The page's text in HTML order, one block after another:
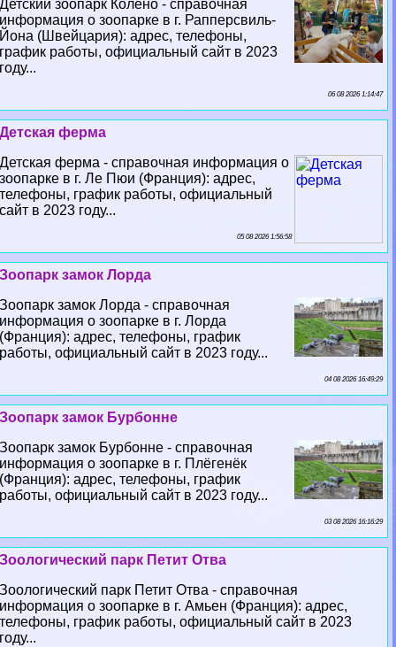
Детский зоопарк Колено - справочная
информация о зоопарке в г. Рапперсвиль-
Йона (Швейцария): адрес, телефоны,
график работы, официальный сайт в 2023
году...
06 08 2026 1:14:47
Детская ферма
Детская ферма - справочная информация о
зоопарке в г. Ле Пюи (Франция): адрес,
телефоны, график работы, официальный
сайт в 2023 году...
05 08 2026 1:56:58
Зоопарк замок Лорда
Зоопарк замок Лорда - справочная
информация о зоопарке в г. Лорда
(Франция): адрес, телефоны, график
работы, официальный сайт в 2023 году...
04 08 2026 16:49:29
Зоопарк замок Бурбонне
Зоопарк замок Бурбонне - справочная
информация о зоопарке в г. Плёгенёк
(Франция): адрес, телефоны, график
работы, официальный сайт в 2023 году...
03 08 2026 16:16:29
Зоологический парк Петит Отва
Зоологический парк Петит Отва - справочная
информация о зоопарке в г. Амьен (Франция): адрес,
телефоны, график работы, официальный сайт в 2023
году...